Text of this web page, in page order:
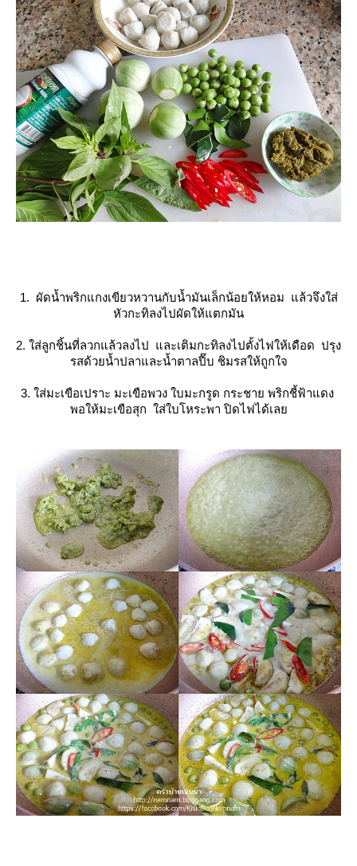
1. ผัดน้ำพริกแกงเขียวหวานกับน้ำมันเล็กน้อยให้หอม แล้วจึงใส่
หัวกะทิลงไปผัดให้แตกมัน
2. ใส่ลูกชิ้นที่ลวกแล้วลงไป และเติมกะทิลงไปตั้งไฟให้เดือด ปรุง
รสด้วยน้ำปลาและน้ำตาลปี๊บ ชิมรสให้ถูกใจ
3. ใส่มะเขือเปราะ มะเขือพวง ใบมะกรูด กระชาย พริกชี้ฟ้าแดง
พอให้มะเขือสุก ส่ใบโหระพา ปิดไฟได้เล